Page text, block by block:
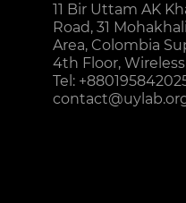
11 Bir Uttam AK
Road, 31
Area, Colombia
4th Floor, Wireless
Tel: